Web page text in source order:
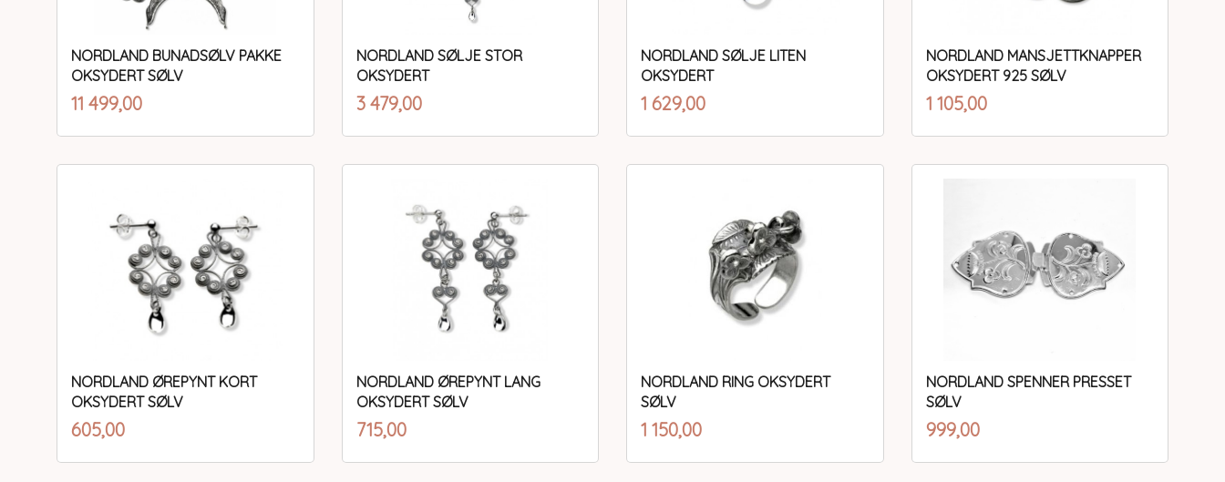
NORDLAND BUNADSØLV PAKKE
OKSYDERT SØLV
Pris
11 499,00mva.
NORDLAND SØLJE STOR
OKSYDERT
Pris
3 479,00inkl.
mva.
NORDLAND SØLJE LITEN
OKSYDERT
Pris
1 629,00mva.
NORDLAND MANSJETTKNAPPER
OKSYDERT 925 SØLV
Pris
1 105,00inkl.
mva.
NORDLAND ØREPYNT KORT
OKSYDERT SØLV
Pris
605,00mva.
NORDLAND ØREPYNT LANG
OKSYDERT SØLV
Pris
715,00inkl.
mva.
NORDLAND RING OKSYDERT
SØLV
Pris
1 150,00mva.
NORDLAND SPENNER PRESSET
SØLV
Pris
999,00inkl.
mva.